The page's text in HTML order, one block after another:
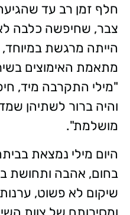
חלף זמן רב עד
צבר, שחיפשה כלבה
הייתה מרגשת
מתאמת האימוצים
"מילי התקרבה מיד,
והיה ברור לשתיהן
מושלמת".
היום מילי נמצאת
בחום, אהבה ותחושת
שיקום לא פשוט,